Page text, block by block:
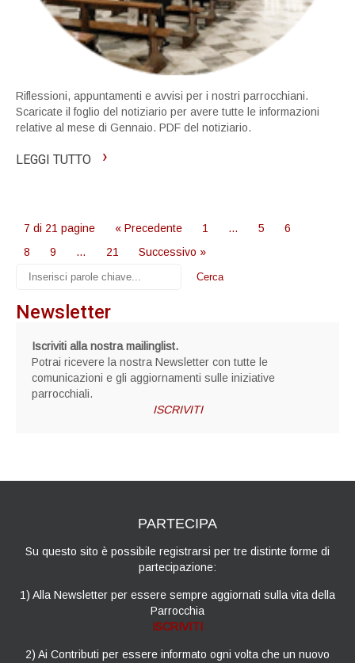
Riflessioni, appuntamenti e avvisi per i nostri parrocchiani.
Scaricate il foglio del notiziario per avere tutte le informazioni
relative al mese di Gennaio. PDF del notiziario.
LEGGI TUTTO ›
7 di 21 pagine « Precedente 1 … 5 6
8
9 … 21 Successivo »
Newsletter
Iscriviti alla nostra mailinglist.
Potrai ricevere la nostra Newsletter con tutte le
comunicazioni e gli aggiornamenti sulle iniziative
parrocchiali.
ISCRIVITI
PARTECIPA
Su questo sito è possibile registrarsi per tre distinte forme di
partecipazione:
1) Alla Newsletter per essere sempre aggiornati sulla vita della
Parrocchia
ISCRIVITI
2) Ai Contributi per essere informato ogni volta che un nuovo